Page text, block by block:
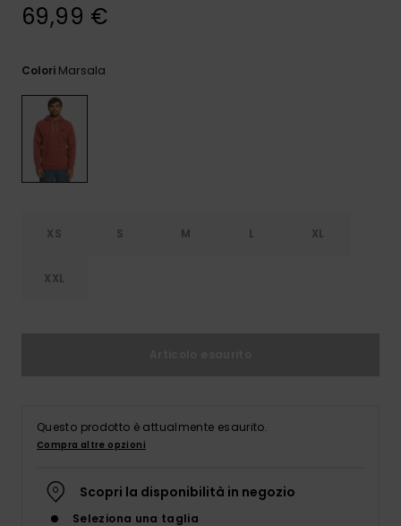
69,99 €
Colori Marsala
XS S M L XL
XXL
Questo prodotto è attualmente esaurito.
Compra altre opzioni
Scopri la disponibilità in negozio
Seleziona una taglia